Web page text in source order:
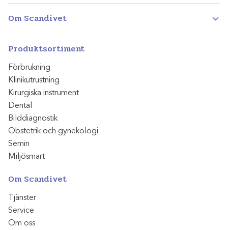
Om Scandivet
Produktsortiment
Förbrukning
Klinikutrustning
Kirurgiska instrument
Dental
Bilddiagnostik
Obstetrik och gynekologi
Semin
Miljösmart
Om Scandivet
Tjänster
Service
Om oss